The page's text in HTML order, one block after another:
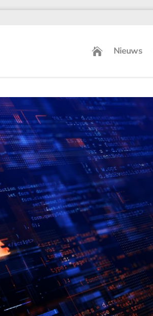
Nieuws